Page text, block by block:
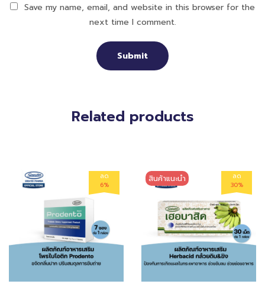
Save my name, email, and website in this browser for the
next time I comment.
Related products
ลด
6%
ลด
30%
สินค้าแนะนำ